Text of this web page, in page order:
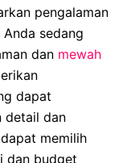
pengalaman
sedang
dan mewah
dapat
detail dan
memilih
dan budget